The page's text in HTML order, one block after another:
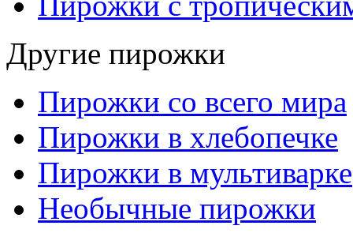
Другие пирожки
Пирожки со всего мира
Пирожки в хлебопечке
Пирожки в мультиварке
Необычные пирожки